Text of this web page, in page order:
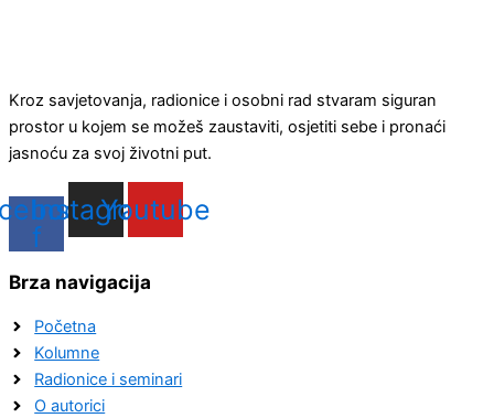
Kroz savjetovanja, radionice i osobni rad stvaram siguran
prostor u kojem se možeš zaustaviti, osjetiti sebe i pronaći
jasnoću za svoj životni put.
f
Instagram
Youtube
Brza navigacija
Početna
Kolumne
Radionice i seminari
O autorici